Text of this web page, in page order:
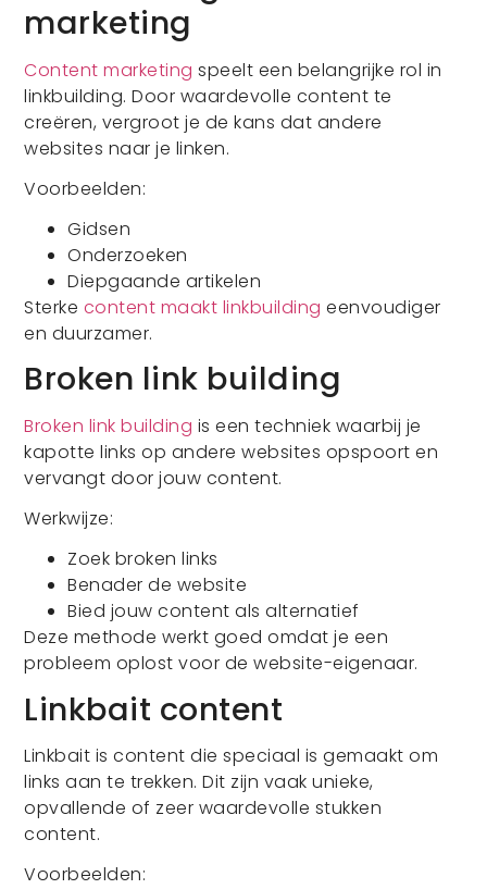
marketing
Content marketing speelt een belangrijke rol in
linkbuilding. Door waardevolle content te
creëren, vergroot je de kans dat andere
websites naar je linken.
Voorbeelden:
Gidsen
Onderzoeken
Diepgaande artikelen
Sterke content maakt linkbuilding eenvoudiger
en duurzamer.
Broken link building
Broken link building is een techniek waarbij je
kapotte links op andere websites opspoort en
vervangt door jouw content.
Werkwijze:
Zoek broken links
Benader de website
Bied jouw content als alternatief
Deze methode werkt goed omdat je een
probleem oplost voor de website-eigenaar.
Linkbait content
Linkbait is content die speciaal is gemaakt om
links aan te trekken. Dit zijn vaak unieke,
opvallende of zeer waardevolle stukken
content.
Voorbeelden: